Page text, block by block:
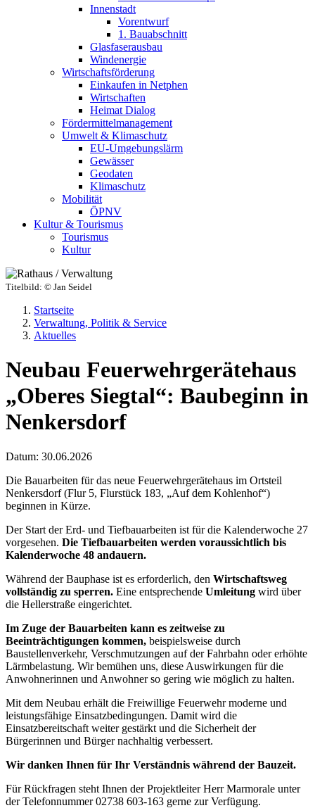
Innenstadt
Vorentwurf
1. Bauabschnitt
Glasfaserausbau
Windenergie
Wirtschaftsförderung
Einkaufen in Netphen
Wirtschaften
Heimat Dialog
Fördermittelmanagement
Umwelt & Klimaschutz
EU-Umgebungslärm
Gewässer
Geodaten
Klimaschutz
Mobilität
ÖPNV
Kultur & Tourismus
Tourismus
Kultur
Titelbild: © Jan Seidel
Startseite
Verwaltung, Politik & Service
Aktuelles
Neubau Feuerwehrgerätehaus
„Oberes Siegtal“: Baubeginn in
Nenkersdorf
Datum: 30.06.2026
Die Bauarbeiten für das neue Feuerwehrgerätehaus im Ortsteil
Nenkersdorf (Flur 5, Flurstück 183, „Auf dem Kohlenhof“)
beginnen in Kürze.
Der Start der Erd- und Tiefbauarbeiten ist für die Kalenderwoche 27
vorgesehen. Die Tiefbauarbeiten werden voraussichtlich bis
Kalenderwoche 48 andauern.
Während der Bauphase ist es erforderlich, den Wirtschaftsweg
vollständig zu sperren. Eine entsprechende Umleitung wird über
die Hellerstraße eingerichtet.
Im Zuge der Bauarbeiten kann es zeitweise zu
Beeinträchtigungen kommen, beispielsweise durch
Baustellenverkehr, Verschmutzungen auf der Fahrbahn oder erhöhte
Lärmbelastung. Wir bemühen uns, diese Auswirkungen für die
Anwohnerinnen und Anwohner so gering wie möglich zu halten.
Mit dem Neubau erhält die Freiwillige Feuerwehr moderne und
leistungsfähige Einsatzbedingungen. Damit wird die
Einsatzbereitschaft weiter gestärkt und die Sicherheit der
Bürgerinnen und Bürger nachhaltig verbessert.
Wir danken Ihnen für Ihr Verständnis während der Bauzeit.
Für Rückfragen steht Ihnen der Projektleiter Herr Marmorale unter
der Telefonnummer 02738 603-163 gerne zur Verfügung.